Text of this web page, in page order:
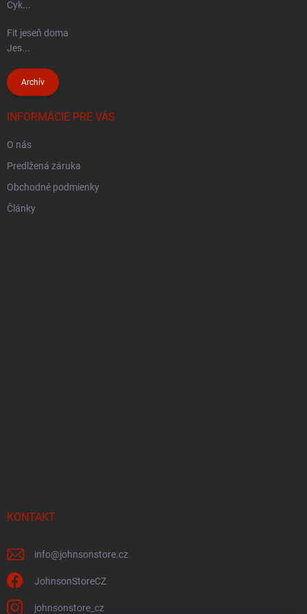
Cyk...
Fit jeseň doma
Jes...
Archív
INFORMÁCIE PRE VÁS
O nás
Predlžená záruka
Obchodné podmienky
Články
KONTAKT
info@johnsonstore.cz
JohnsonStoreCZ
johnsonstore_cz